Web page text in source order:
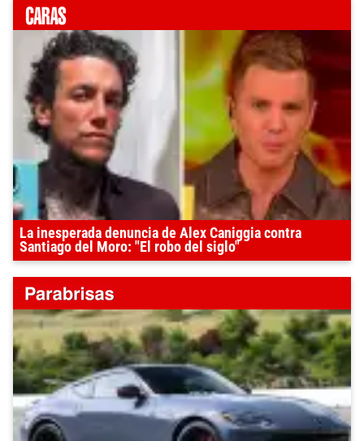
La inesperada denuncia de Alex Caniggia contra
Santiago del Moro: "El robo del siglo"